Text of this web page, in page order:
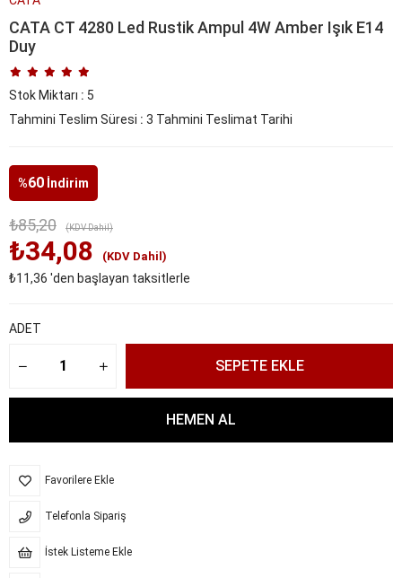
CATA CT 4280 Led Rustik Ampul 4W Amber Işık E14
Duy
Stok Miktarı : 5
Tahmini Teslim Süresi : 3 Tahmini Teslimat Tarihi
%60 İndirim
₺85,20 (KDV Dahil)
₺34,08 (KDV Dahil)
₺11,36 'den başlayan taksitlerle
ADET
Favorilere Ekle
Telefonla Sipariş
İstek Listeme Ekle